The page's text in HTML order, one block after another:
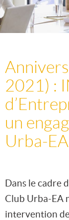
2021) :
un
Urba-EA
Dans le cadre
Club Urba-EA
intervention